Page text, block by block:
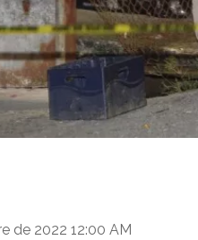
de 2022 12:00 AM